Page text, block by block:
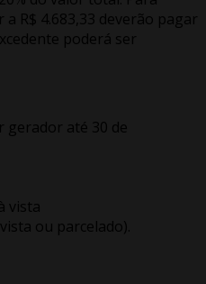
R$ 4.683,33 deverão pagar
poderá ser
gerador até 30 de
vista
ou parcelado).